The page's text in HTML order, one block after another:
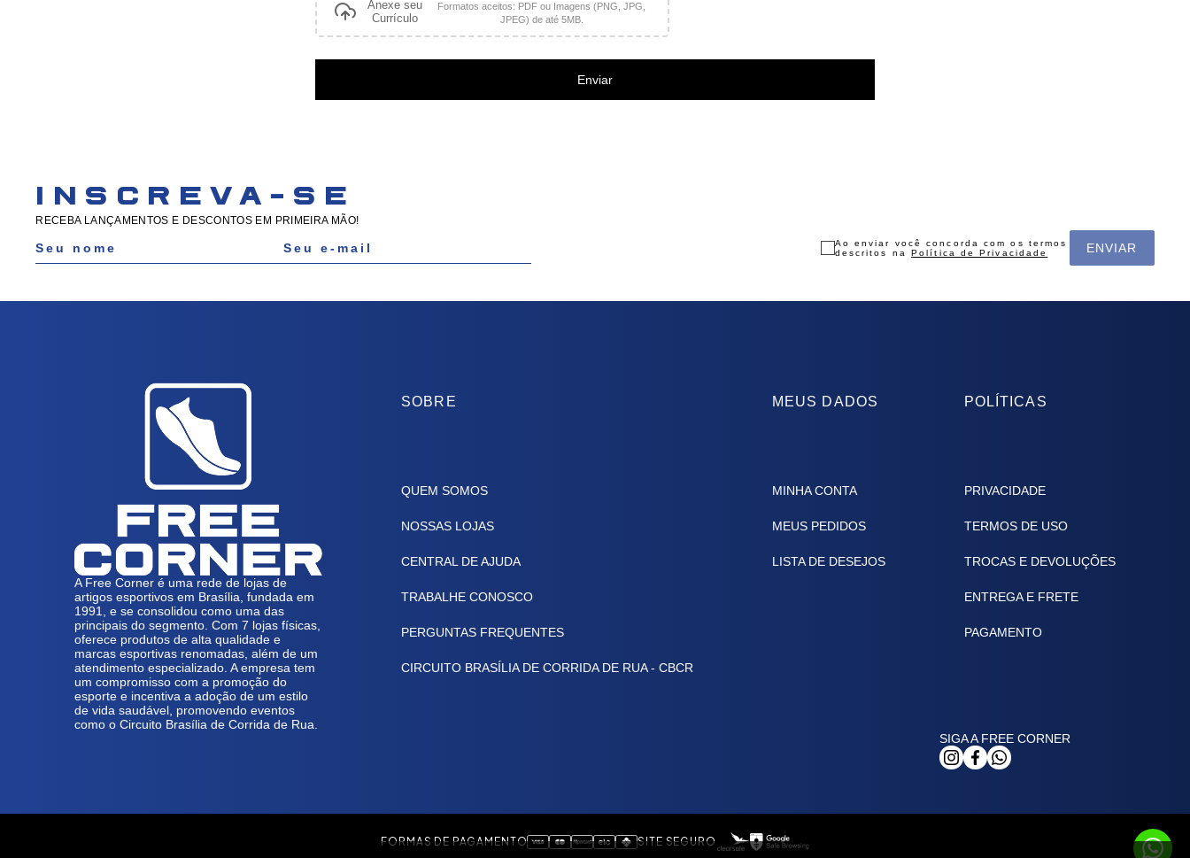
Anexe seu
Currículo
Formatos aceitos: PDF ou Imagens (PNG, JPG,
JPEG) de até 5MB.
Enviar
INSCREVA-SE
RECEBA LANÇAMENTOS E DESCONTOS EM PRIMEIRA MÃO!
ENVIAR
Ao enviar você concorda com os termos
descritos na Política de Privacidade
A Free Corner é uma rede de lojas de
artigos esportivos em Brasília, fundada em
1991, e se consolidou como uma das
principais do segmento. Com 7 lojas físicas,
oferece produtos de alta qualidade e
marcas esportivas renomadas, além de um
atendimento especializado. A empresa tem
um compromisso com a promoção do
esporte e incentiva a adoção de um estilo
de vida saudável, promovendo eventos
como o Circuito Brasília de Corrida de Rua.
SOBRE
QUEM SOMOS
NOSSAS LOJAS
CENTRAL DE AJUDA
TRABALHE CONOSCO
PERGUNTAS FREQUENTES
CIRCUITO BRASÍLIA DE CORRIDA DE RUA - CBCR
MEUS DADOS
MINHA CONTA
MEUS PEDIDOS
LISTA DE DESEJOS
POLÍTICAS
PRIVACIDADE
TERMOS DE USO
TROCAS E DEVOLUÇÕES
ENTREGA E FRETE
PAGAMENTO
SIGA A FREE CORNER
FORMAS DE PAGAMENTO SITE SEGURO